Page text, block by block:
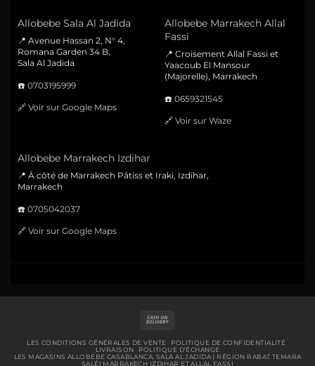
Allobebe Sala Al Jadida
📍 Avenue Hassan 2, N° 4,
Romana Garden 34 B,
Sala Al Jadida
☎️ 0703195999
🔗 Voir sur Google Maps
Allobebe Marrakech Allal
Fassi
📍 Croisement Allal Fassi et
Yaacoub El Mansour
(Majorelle), Marrakech
☎️ 0659321545
🔗 Voir sur Waze
Allobebe Marrakech Izdihar
📍 À côté de Marrakech Pâtiss et Iraki, Izdihar,
Marrakech
☎️ 0705042037
🔗 Voir sur Google Maps
Delivery
LES CONDITIONS GÉNÉRALES DE VENTE
POLITIQUE DE CONFIDENTIALITÉ
LIVRAISON
POLITIQUE D’ÉCHANGE
LES MAGASINS ALLOBEBE CASABLANCA, SALA AL JADIDA ( RÉGION RABAT TEMARA
SALÉ) MARRAKECH IZDIHAR ET ALLAL FASSI